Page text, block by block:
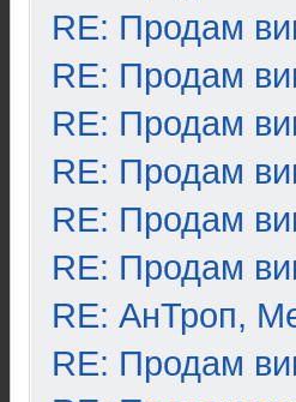
RE: Продам
RE: Продам
RE: Продам
RE: Продам
RE: Продам
RE: Продам
RE: АнТроп,
RE: Продам